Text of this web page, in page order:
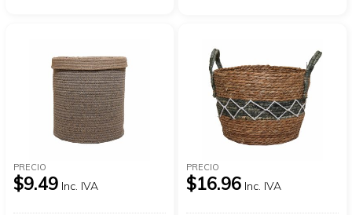
PRECIO
$9.49 Inc. IVA
PRECIO
$16.96 Inc. IVA